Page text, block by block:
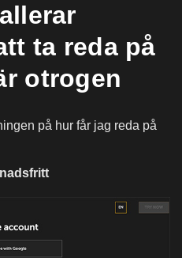
ta reda på
otrogen
på hur får jag reda på